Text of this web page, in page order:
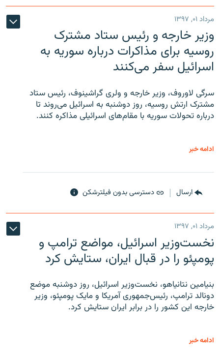
مرداد ۰۱, ۱۳۹۷
وزیر خارجه و رئیس‌ ستاد مشترک
روسیه برای مذاکرات درباره سوریه به
اسرائیل سفر می‌کنند
سرگی لاوروف، وزیر خارجه و ولری گراشینوف، رئیس ستاد
مشترک ارتش روسیه، روز دوشنبه به اسرائیل می‌روند تا
درباره تحولات سوریه با مقام‌های اسرائیلی مذاکره کنند.
ادامه خبر
ارسال دسترسی بدون فیلترشکن
مرداد ۰۱, ۱۳۹۷
نخست‌وزیر اسرائیل، مواضع ترامپ و
پومپئو را در قبال ایران، ستایش کرد
بنیامین نتانیاهو، نخست‌وزیر اسرائیل، روز دوشنبه موضع
دونالد ترامپ، رئیس‌جمهوری آمریکا و مایک پومپئو، وزیر
خارجه این کشور را در برابر ایران ستایش کرد.
ادامه خبر